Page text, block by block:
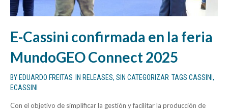
E-Cassini confirmada en la feria
MundoGEO Connect 2025
BY EDUARDO FREITAS IN RELEASES, SIN CATEGORIZAR TAGS CASSINI ,
ECASSINI
Con el objetivo de simplificar la gestión y facilitar la producción de